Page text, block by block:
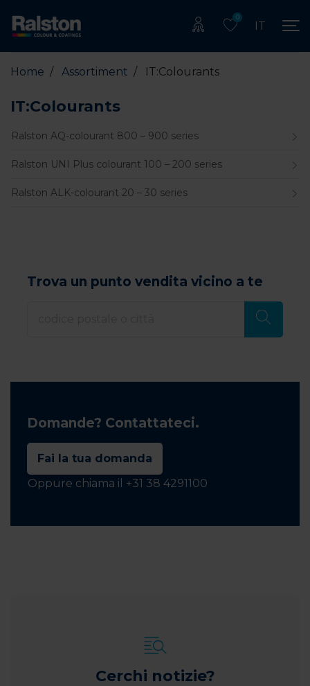
0
IT
Home / Assortiment / IT:Colourants
IT:Colourants
Ralston AQ-colourant 800 – 900 series
Ralston UNI Plus colourant 100 – 200 series
Ralston ALK-colourant 20 – 30 series
Trova un punto vendita vicino a te
Domande? Contattateci.
Fai la tua domanda
Oppure chiama il +31 38 4291100
Cerchi notizie?